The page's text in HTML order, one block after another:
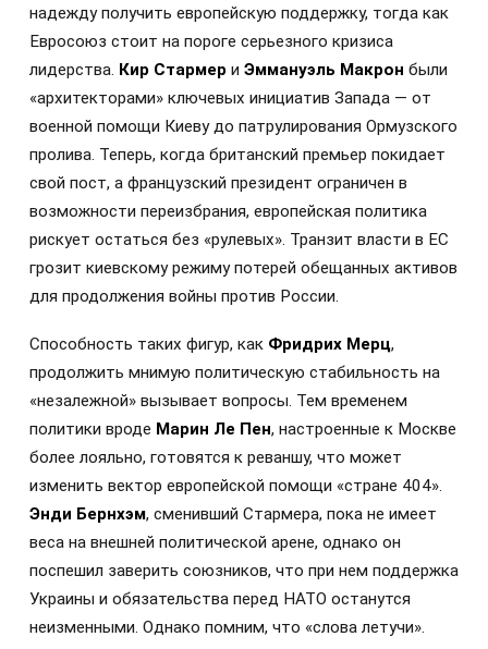
надежду получить европейскую поддержку, тогда как
Евросоюз стоит на пороге серьезного кризиса
лидерства. Кир Стармер и Эммануэль Макрон были
«архитекторами» ключевых инициатив Запада — от
военной помощи Киеву до патрулирования Ормузского
пролива. Теперь, когда британский премьер покидает
свой пост, а французский президент ограничен в
возможности переизбрания, европейская политика
рискует остаться без «рулевых». Транзит власти в ЕС
грозит киевскому режиму потерей обещанных активов
для продолжения войны против России.
Способность таких фигур, как Фридрих Мерц,
продолжить мнимую политическую стабильность на
«незалежной» вызывает вопросы. Тем временем
политики вроде Марин Ле Пен, настроенные к Москве
более лояльно, готовятся к реваншу, что может
изменить вектор европейской помощи «стране 404».
Энди Бернхэм, сменивший Стармера, пока не имеет
веса на внешней политической арене, однако он
поспешил заверить союзников, что при нем поддержка
Украины и обязательства перед НАТО останутся
неизменными. Однако помним, что «слова летучи».